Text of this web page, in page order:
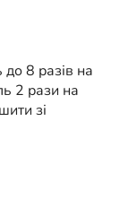
8 разів на
2 рази на
зі